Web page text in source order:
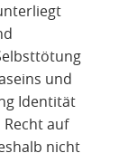
und
Identität
auf
nicht